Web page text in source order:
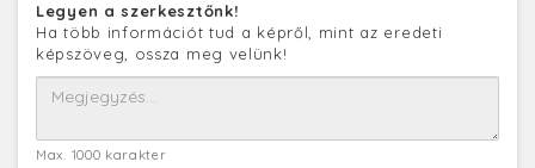
Legyen a szerkesztőnk!
Ha több információt tud a képről, mint az eredeti
képszöveg, ossza meg velünk!
Max. 1000 karakter